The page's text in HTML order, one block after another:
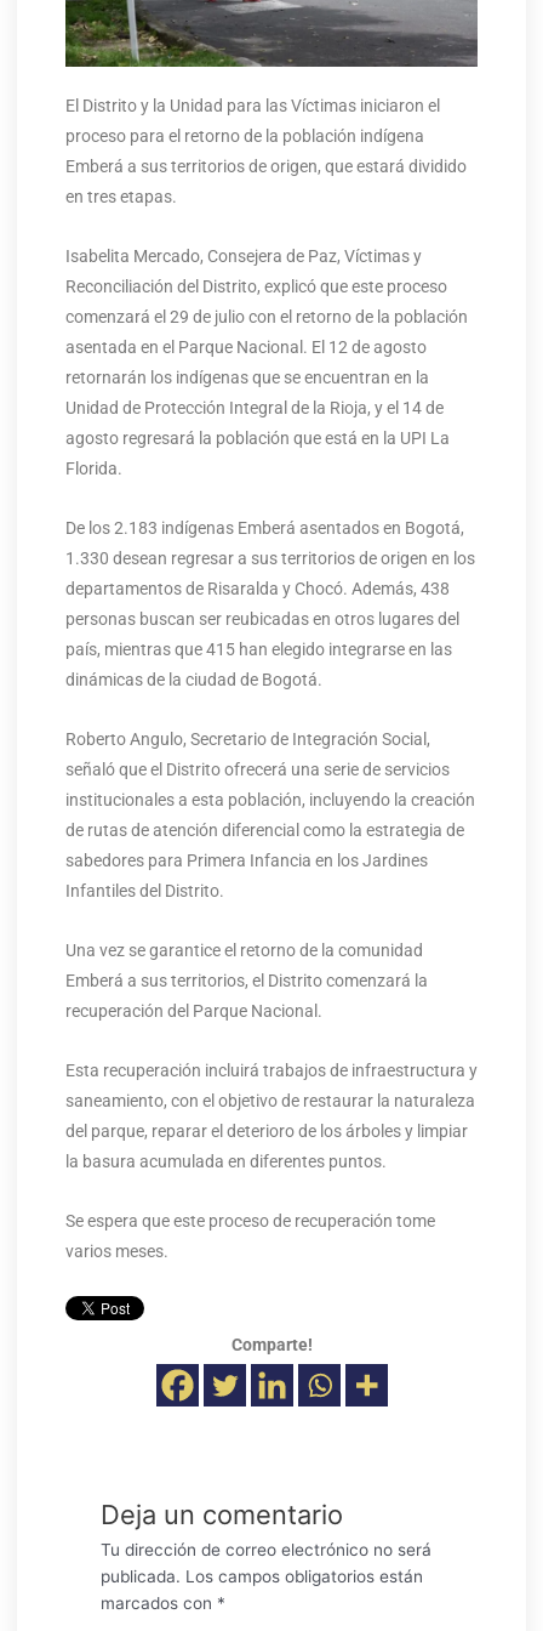
El Distrito y la Unidad para las Víctimas iniciaron el
proceso para el retorno de la población indígena
Emberá a sus territorios de origen, que estará dividido
en tres etapas.
Isabelita Mercado, Consejera de Paz, Víctimas y
Reconciliación del Distrito, explicó que este proceso
comenzará el 29 de julio con el retorno de la población
asentada en el Parque Nacional. El 12 de agosto
retornarán los indígenas que se encuentran en la
Unidad de Protección Integral de la Rioja, y el 14 de
agosto regresará la población que está en la UPI La
Florida.
De los 2.183 indígenas Emberá asentados en Bogotá,
1.330 desean regresar a sus territorios de origen en los
departamentos de Risaralda y Chocó. Además, 438
personas buscan ser reubicadas en otros lugares del
país, mientras que 415 han elegido integrarse en las
dinámicas de la ciudad de Bogotá.
Roberto Angulo, Secretario de Integración Social,
señaló que el Distrito ofrecerá una serie de servicios
institucionales a esta población, incluyendo la creación
de rutas de atención diferencial como la estrategia de
sabedores para Primera Infancia en los Jardines
Infantiles del Distrito.
Una vez se garantice el retorno de la comunidad
Emberá a sus territorios, el Distrito comenzará la
recuperación del Parque Nacional.
Esta recuperación incluirá trabajos de infraestructura y
saneamiento, con el objetivo de restaurar la naturaleza
del parque, reparar el deterioro de los árboles y limpiar
la basura acumulada en diferentes puntos.
Se espera que este proceso de recuperación tome
varios meses.
Comparte!
Deja un comentario
Tu dirección de correo electrónico no será
publicada. Los campos obligatorios están
marcados con *